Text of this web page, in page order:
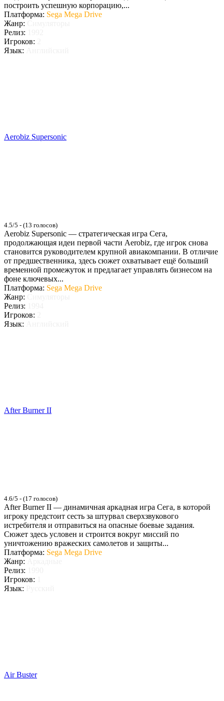
построить успешную корпорацию,...
Платформа: Sega Mega Drive
Жанр:
Релиз:
Игроков:
Язык:
Aerobiz Supersonic
4.5/5 - (13 голосов)
Aerobiz Supersonic — стратегическая игра Сега,
продолжающая идеи первой части Aerobiz, где игрок снова
становится руководителем крупной авиакомпании. В отличие
от предшественника, здесь сюжет охватывает ещё больший
временной промежуток и предлагает управлять бизнесом на
фоне ключевых...
Платформа: Sega Mega Drive
Жанр:
Релиз:
Игроков:
Язык:
After Burner II
4.6/5 - (17 голосов)
After Burner II — динамичная аркадная игра Сега, в которой
игроку предстоит сесть за штурвал сверхзвукового
истребителя и отправиться на опасные боевые задания.
Сюжет здесь условен и строится вокруг миссий по
уничтожению вражеских самолетов и защиты...
Платформа: Sega Mega Drive
Жанр:
Релиз:
Игроков:
Язык:
Air Buster